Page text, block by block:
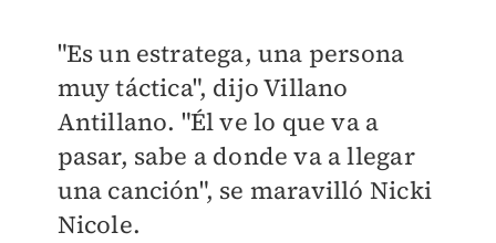
"Es un estratega, una persona
muy táctica", dijo Villano
Antillano. "Él ve lo que va a
pasar, sabe a donde va a llegar
una canción", se maravilló Nicki
Nicole.